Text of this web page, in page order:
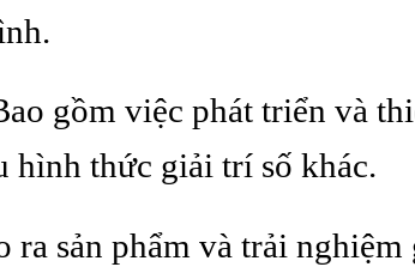
gồm việc phát triển và
hình thức giải trí số khác.
ra sản phẩm và trải